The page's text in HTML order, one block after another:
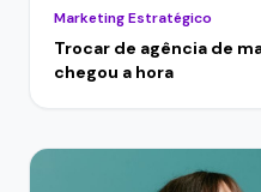
Marketing Estratégico
Trocar de agência de
chegou a hora